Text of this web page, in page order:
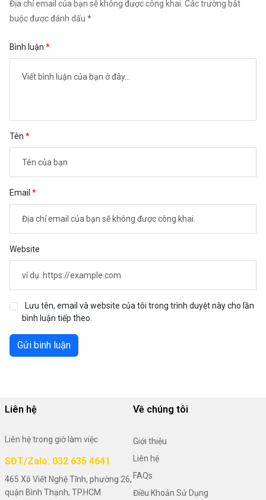
Địa chỉ email của bạn sẽ không được công khai. Các trường bắt
buộc được đánh dấu *
Bình luận
Tên
Email
Website
Lưu tên, email và website của tôi trong trình duyệt này cho lần
bình luận tiếp theo.
Gửi bình luận
Liên hệ
Liên hệ trong giờ làm việc
SĐT/Zalo: 032 635 4641
465 Xô Viết Nghệ Tĩnh, phường 26,
quận Bình Thạnh, TP.HCM
Về chúng tôi
Giới thiệu
Liên hệ
FAQs
Điều Khoản Sử Dụng